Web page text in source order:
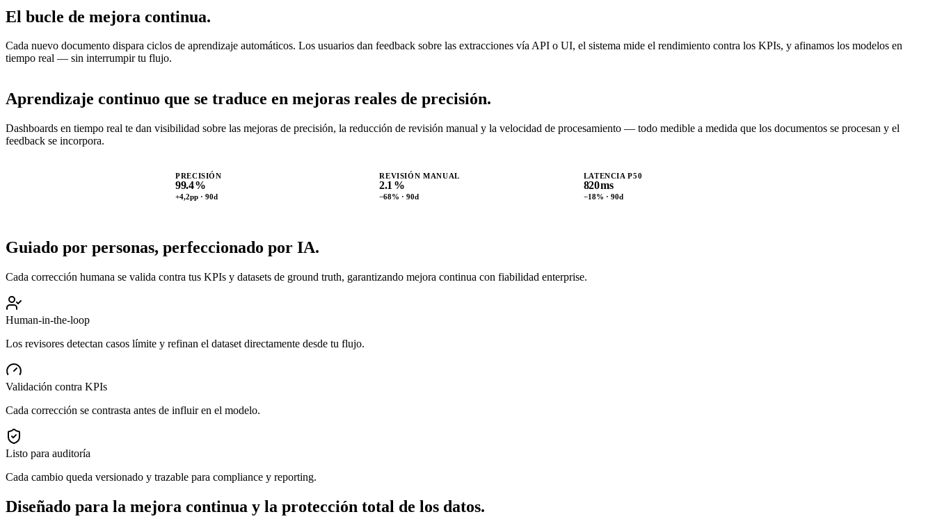
El bucle de mejora continua.
Cada nuevo documento dispara ciclos de aprendizaje automáticos. Los usuarios dan feedback sobre las extracciones vía API o UI, el sistema mide el rendimiento contra los KPIs, y afinamos los modelos en
tiempo real — sin interrumpir tu flujo.
Aprendizaje continuo que se traduce en mejoras reales de precisión.
Dashboards en tiempo real te dan visibilidad sobre las mejoras de precisión, la reducción de revisión manual y la velocidad de procesamiento — todo medible a medida que los documentos se procesan y el
feedback se incorpora.
PRECISIÓN
99.4%
+4,2pp · 90d
REVISIÓN MANUAL
2.1 %
−68% · 90d
LATENCIA P50
820ms
−18% · 90d
Guiado por personas, perfeccionado por IA.
Cada corrección humana se valida contra tus KPIs y datasets de ground truth, garantizando mejora continua con fiabilidad enterprise.
Human-in-the-loop
Los revisores detectan casos límite y refinan el dataset directamente desde tu flujo.
Validación contra KPIs
Cada corrección se contrasta antes de influir en el modelo.
Listo para auditoría
Cada cambio queda versionado y trazable para compliance y reporting.
Diseñado para la mejora continua y la protección total de los datos.